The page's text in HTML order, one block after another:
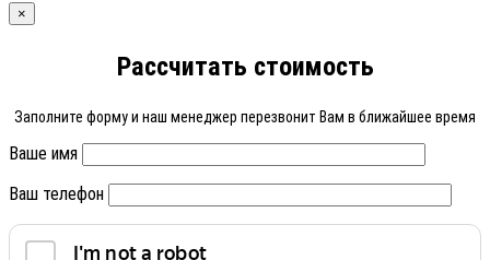
×
Рассчитать стоимость
Заполните форму и наш менеджер перезвонит Вам в ближайшее время
Ваше имя
Ваш телефон